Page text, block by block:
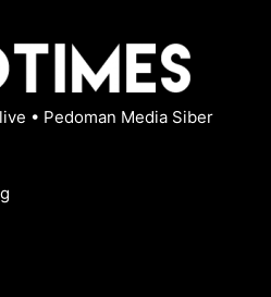
• Pedoman Media Siber